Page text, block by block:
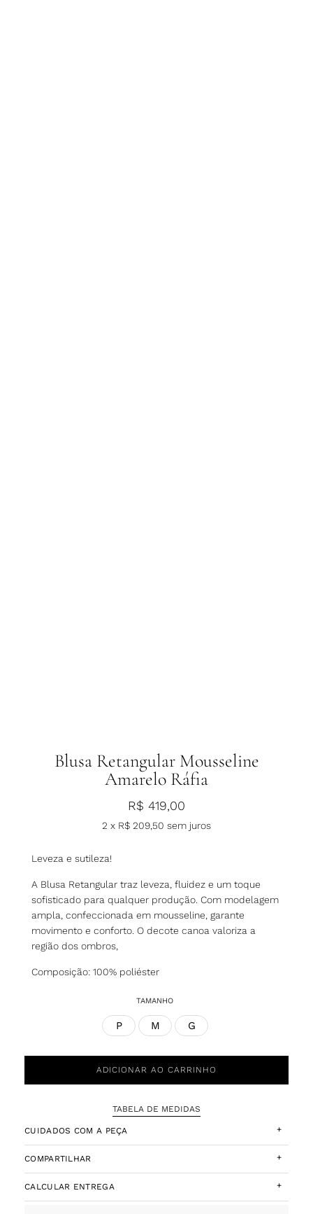
Blusa Retangular Mousseline
Amarelo Ráfia
R$ 419,00
2 x R$ 209,50 sem juros
Leveza e sutileza!
A Blusa Retangular traz leveza, fluidez e um toque
sofisticado para qualquer produção. Com modelagem
ampla, confeccionada em mousseline, garante
movimento e conforto. O decote canoa valoriza a
região dos ombros,
Composição: 100% poliéster
TAMANHO
P M G
ADICIONAR AO CARRINHO
TABELA DE MEDIDAS
CUIDADOS COM A PEÇA +
COMPARTILHAR +
CALCULAR ENTREGA +